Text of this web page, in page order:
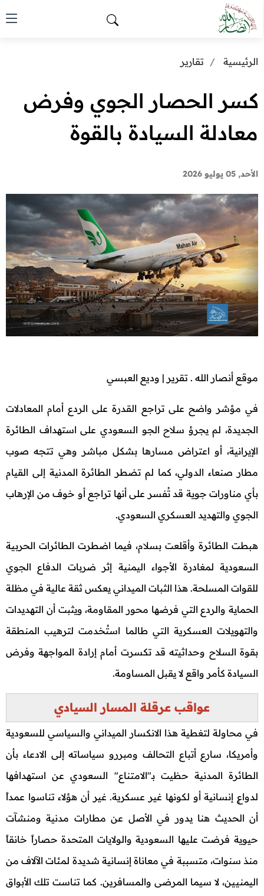
الرئيسية تقارير
كسر الحصار الجوي وفرض
معادلة السيادة بالقوة
الأحد, 05 يوليو 2026
موقع أنصار الله . تقرير | وديع العبسي
في مؤشر واضح على تراجع القدرة على الردع أمام المعادلات
الجديدة، لم يجرؤ سلاح الجو السعودي على استهداف الطائرة
الإيرانية، أو اعتراض مسارها بشكل مباشر وهي تتجه صوب
مطار صنعاء الدولي، كما لم تضطر الطائرة المدنية إلى القيام
بأي مناورات جوية قد تُفسر على أنها تراجع أو خوف من الإرهاب
الجوي والتهديد العسكري السعودي.
هبطت الطائرة وأقلعت بسلام، فيما اضطرت الطائرات الحربية
السعودية لمغادرة الأجواء اليمنية إثر ضربات الدفاع الجوي
للقوات المسلحة. هذا الثبات الميداني يعكس ثقة عالية في مظلة
الحماية والردع التي فرضها محور المقاومة، ويثبت أن التهديدات
والتهويلات العسكرية التي طالما استُخدمت لترهيب المنطقة
بقوة السلاح وحداثيته قد تكسرت أمام إرادة المواجهة وفرض
السيادة كأمر واقع لا يقبل المساومة.
عواقب عرقلة المسار السيادي
في محاولة لتغطية هذا الانكسار الميداني والسياسي للسعودية
وأمريكا، سارع أتباع التحالف ومبررو سياساته إلى الادعاء بأن
الطائرة المدنية حظيت بـ"الامتناع" السعودي عن استهدافها
لدواعٍ إنسانية أو لكونها غير عسكرية. غير أن هؤلاء تناسوا عمداً
أن الحديث هنا يدور في الأصل عن مطارات مدنية ومنشآت
حيوية فرضت عليها السعودية والولايات المتحدة حصاراً خانقاً
منذ سنوات، متسببة في معاناة إنسانية شديدة لمئات الآلاف من
اليمنيين، لا سيما المرضى والمسافرين. كما تناست تلك الأبواق